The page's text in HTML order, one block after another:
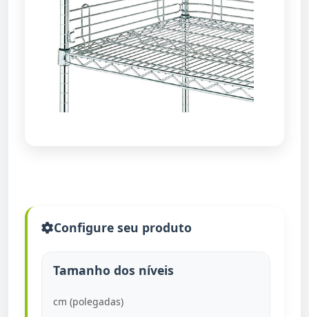
Configure seu produto
Tamanho dos níveis
cm (polegadas)